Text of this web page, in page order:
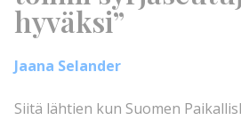
hyväksi”
Jaana Selander
Siitä lähtien kun Suomen